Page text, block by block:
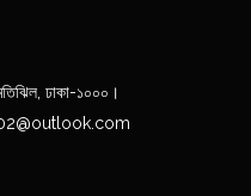
ঢাকা-১০০০।